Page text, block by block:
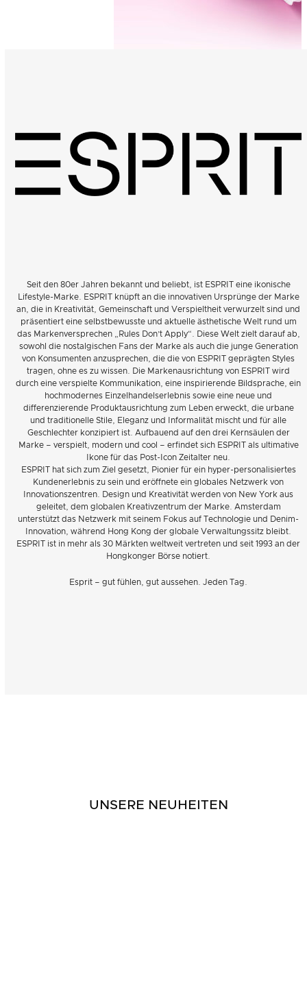
Seit den 80er Jahren bekannt und beliebt, ist ESPRIT eine ikonische
Lifestyle-Marke. ESPRIT knüpft an die innovativen Ursprünge der Marke
an, die in Kreativität, Gemeinschaft und Verspieltheit verwurzelt sind und
präsentiert eine selbstbewusste und aktuelle ästhetische Welt rund um
das Markenversprechen „Rules Don’t Apply“. Diese Welt zielt darauf ab,
sowohl die nostalgischen Fans der Marke als auch die junge Generation
von Konsumenten anzusprechen, die die von ESPRIT geprägten Styles
tragen, ohne es zu wissen. Die Markenausrichtung von ESPRIT wird
durch eine verspielte Kommunikation, eine inspirierende Bildsprache, ein
hochmodernes Einzelhandelserlebnis sowie eine neue und
differenzierende Produktausrichtung zum Leben erweckt, die urbane
und traditionelle Stile, Eleganz und Informalität mischt und für alle
Geschlechter konzipiert ist. Aufbauend auf den drei Kernsäulen der
Marke – verspielt, modern und cool – erfindet sich ESPRIT als ultimative
Ikone für das Post-Icon Zeitalter neu.
ESPRIT hat sich zum Ziel gesetzt, Pionier für ein hyper-personalisiertes
Kundenerlebnis zu sein und eröffnete ein globales Netzwerk von
Innovationszentren. Design und Kreativität werden von New York aus
geleitet, dem globalen Kreativzentrum der Marke. Amsterdam
unterstützt das Netzwerk mit seinem Fokus auf Technologie und Denim-
Innovation, während Hong Kong der globale Verwaltungssitz bleibt.
ESPRIT ist in mehr als 30 Märkten weltweit vertreten und seit 1993 an der
Hongkonger Börse notiert.
Esprit – gut fühlen, gut aussehen. Jeden Tag.
UNSERE NEUHEITEN